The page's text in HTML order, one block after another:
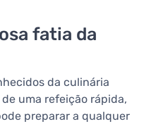
fatia da
da culinária
uma refeição rápida,
preparar a qualquer